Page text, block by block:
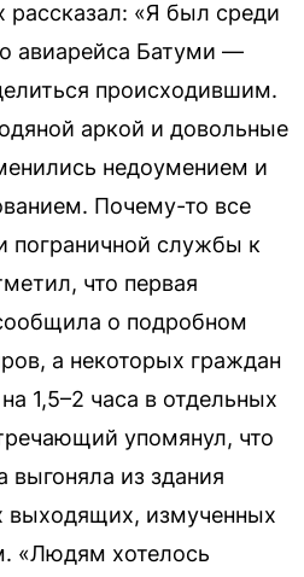
рассказал: «Я был среди
авиарейса Батуми —
происходившим.
аркой и довольные
недоумением и
Почему-то все
пограничной службы к
что первая
о подробном
а некоторых граждан
1,5–2 часа в отдельных
упомянул, что
выгоняла из здания
выходящих, измученных
«Людям хотелось